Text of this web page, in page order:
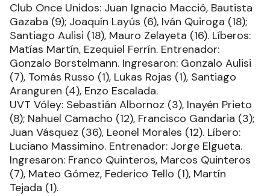
Club Once Unidos: Juan Ignacio Macció, Bautista
Gazaba (9); Joaquín Layús (6), Iván Quiroga (18);
Santiago Aulisi (18), Mauro Zelayeta (16). Líberos:
Matías Martín, Ezequiel Ferrín. Entrenador:
Gonzalo Borstelmann. Ingresaron: Gonzalo Aulisi
(7), Tomás Russo (1), Lukas Rojas (1), Santiago
Aranguren (4), Enzo Escalada.
UVT Vóley: Sebastián Albornoz (3), Inayén Prieto
(8); Nahuel Camacho (12), Francisco Gandaria (3);
Juan Vásquez (36), Leonel Morales (12). Líbero:
Luciano Massimino. Entrenador: Jorge Elgueta.
Ingresaron: Franco Quinteros, Marcos Quinteros
(7), Mateo Gómez, Federico Tello (1), Martín
Tejada (1).